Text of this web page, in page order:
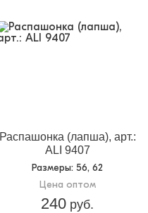
Распашонка (лапша), арт.:
ALI 9407
Размеры: 56, 62
Цена оптом
240 руб.